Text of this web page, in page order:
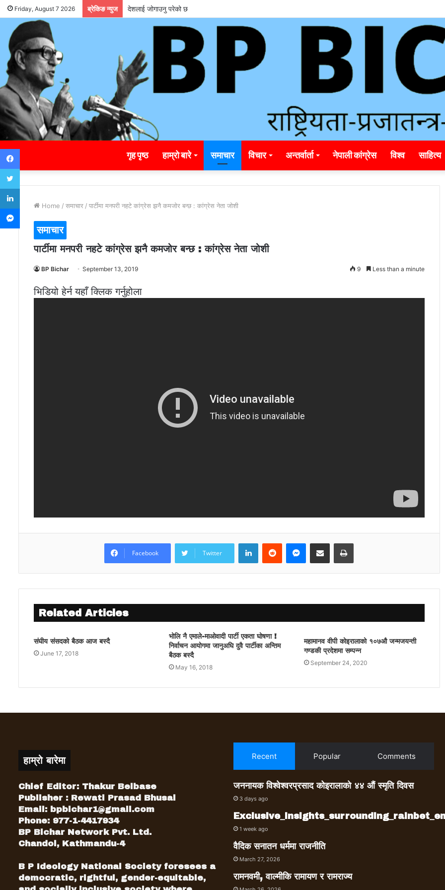
Friday, August 7 2026 ब्रेकिङ न्युज देशलाई जोगाउनु परेको छ
गृह पृष्ठ हाम्रो बारे समाचार विचार अन्तर्वार्ता नेपाली कांग्रेस विश्व साहित्य
Home / समाचार / पार्टीमा मनपरी नहटे कांग्रेस झनै कमजोर बन्छ : कांग्रेस नेता जोशी
समाचार
पार्टीमा मनपरी नहटे कांग्रेस झनै कमजोर बन्छ : कांग्रेस नेता जोशी
BP Bichar September 13, 2019 9 Less than a minute
भिडियो हेर्न यहाँ क्लिक गर्नुहोला
Facebook Twitter
LinkedInReddit Messenger
Share via Email Print
Related Articles
संघीय संसदको बैठक आज बस्दै
June 17, 2018
भोलि नै एमाले-माओवादी पार्टी एकता घोषणा !
निर्वाचन आयोगमा जानुअघि दुवै पार्टीका अन्तिम
बैठक बस्दै
May 16, 2018
महामानव वीपी कोइरालाको १०७औ जन्मजयन्ती
गण्डकी प्रदेशमा सम्पन्न
September 24, 2020
हाम्रो बारेमा
Chief Editor: Thakur Belbase
Publisher : Rewati Prasad Bhusal
Email: bpbichar1@gmail.com
Phone: 977-1-4417934
BP Bichar Network Pvt. Ltd.
Chandol, Kathmandu-4
B P Ideology National Society foresees a
democratic, rightful, gender-equitable,
Recent Popular Comments
जननायक विश्वेश्वरप्रसाद कोइरालाको ४४ औं स्मृति दिवस
3 days ago
1 week ago
वैदिक सनातन धर्ममा राजनीति
March 27, 2026
रामनवमी, वाल्मीकि रामायण र रामराज्य
Facebook
Twitter
LinkedIn
Messenger